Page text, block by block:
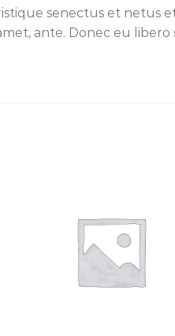
senectus et netus
ante. Donec eu